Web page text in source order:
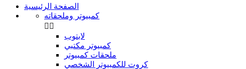
الصفحة الرئيسية
كمبيوتر وملحقاته
 
لابتوب
كمبيوتر مكتبي
ملحقات كمبيوتر
كروت للكمبيوتر الشخصي